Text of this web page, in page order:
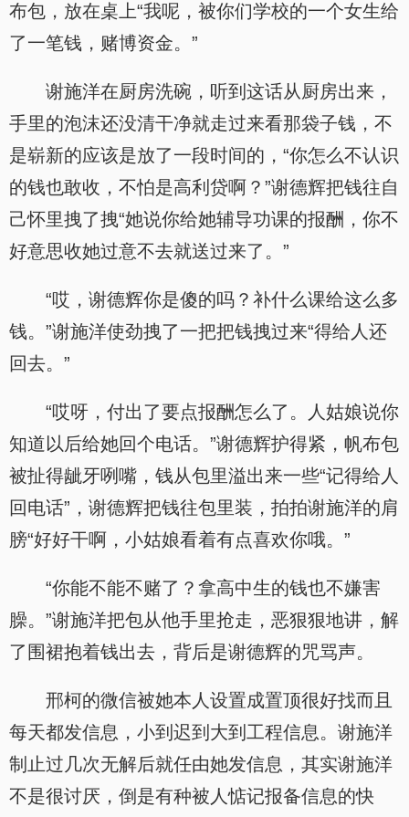
布包，放在桌上“我呢，被你们学校的一个女生给
了一笔钱，赌博资金。”
谢施洋在厨房洗碗，听到这话从厨房出来，
手里的泡沫还没清干净就走过来看那袋子钱，不
是崭新的应该是放了一段时间的，“你怎么不认识
的钱也敢收，不怕是高利贷啊？”谢德辉把钱往自
己怀里拽了拽“她说你给她辅导功课的报酬，你不
好意思收她过意不去就送过来了。”
“哎，谢德辉你是傻的吗？补什么课给这么多
钱。”谢施洋使劲拽了一把把钱拽过来“得给人还
回去。”
“哎呀，付出了要点报酬怎么了。人姑娘说你
知道以后给她回个电话。”谢德辉护得紧，帆布包
被扯得龇牙咧嘴，钱从包里溢出来一些“记得给人
回电话”，谢德辉把钱往包里装，拍拍谢施洋的肩
膀“好好干啊，小姑娘看着有点喜欢你哦。”
“你能不能不赌了？拿高中生的钱也不嫌害
臊。”谢施洋把包从他手里抢走，恶狠狠地讲，解
了围裙抱着钱出去，背后是谢德辉的咒骂声。
邢柯的微信被她本人设置成置顶很好找而且
每天都发信息，小到迟到大到工程信息。谢施洋
制止过几次无解后就任由她发信息，其实谢施洋
不是很讨厌，倒是有种被人惦记报备信息的快